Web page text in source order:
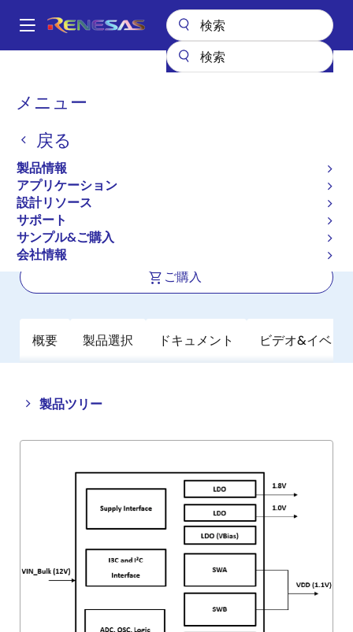
ン
Main
メニュー
戻る
製品情報
アプリケーション
設計リソース
サポート
サンプル&ご購入
会社情報
パ
く
ず
パワー & パワーマネジメント
P8900
アクティブ
DDR5 RDIMMおよびLRDIMM用パワー
マネジメントIC
ご購入
概要 製品選択 ドキュメント ビデオ&イベン
製品ツリー
Close
tree
Open
tree